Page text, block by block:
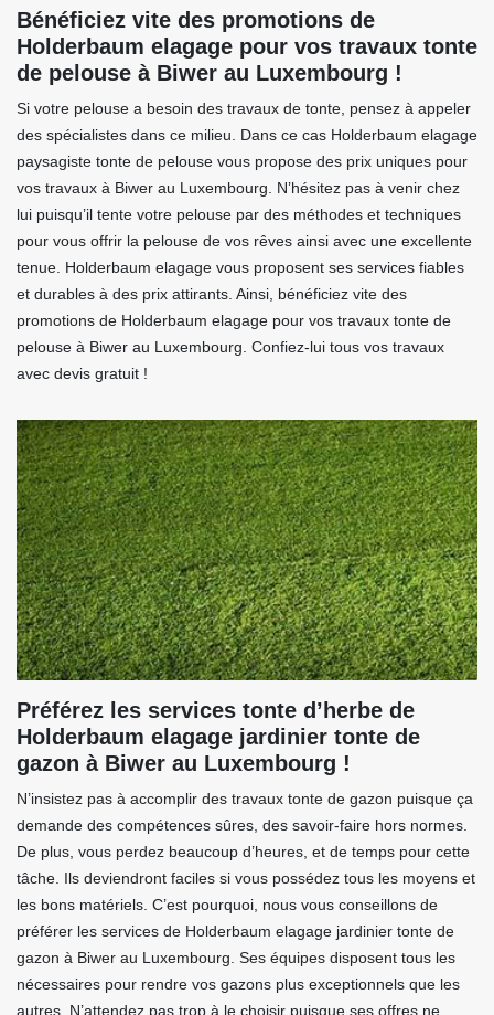
Bénéficiez vite des promotions de
Holderbaum elagage pour vos travaux tonte
de pelouse à Biwer au Luxembourg !
Si votre pelouse a besoin des travaux de tonte, pensez à appeler
des spécialistes dans ce milieu. Dans ce cas Holderbaum elagage
paysagiste tonte de pelouse vous propose des prix uniques pour
vos travaux à Biwer au Luxembourg. N’hésitez pas à venir chez
lui puisqu’il tente votre pelouse par des méthodes et techniques
pour vous offrir la pelouse de vos rêves ainsi avec une excellente
tenue. Holderbaum elagage vous proposent ses services fiables
et durables à des prix attirants. Ainsi, bénéficiez vite des
promotions de Holderbaum elagage pour vos travaux tonte de
pelouse à Biwer au Luxembourg. Confiez-lui tous vos travaux
avec devis gratuit !
Préférez les services tonte d’herbe de
Holderbaum elagage jardinier tonte de
gazon à Biwer au Luxembourg !
N’insistez pas à accomplir des travaux tonte de gazon puisque ça
demande des compétences sûres, des savoir-faire hors normes.
De plus, vous perdez beaucoup d’heures, et de temps pour cette
tâche. Ils deviendront faciles si vous possédez tous les moyens et
les bons matériels. C’est pourquoi, nous vous conseillons de
préférer les services de Holderbaum elagage jardinier tonte de
gazon à Biwer au Luxembourg. Ses équipes disposent tous les
nécessaires pour rendre vos gazons plus exceptionnels que les
autres. N’attendez pas trop à le choisir puisque ses offres ne